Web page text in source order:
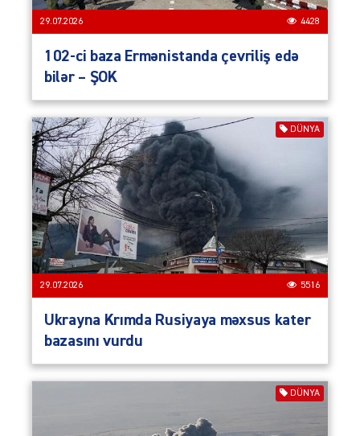
29.07.2026 4428
102-ci baza Ermənistanda çevriliş edə
bilər – ŞOK
DÜNYA
29.07.2026 5516
Ukrayna Krımda Rusiyaya məxsus kater
bazasını vurdu
DÜNYA